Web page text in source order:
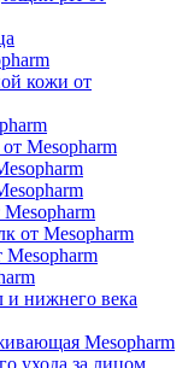
кожи от
Mesopharm
от Mesopharm
Mesopharm
и нижнего века
Mesopharm
ухода за лицом